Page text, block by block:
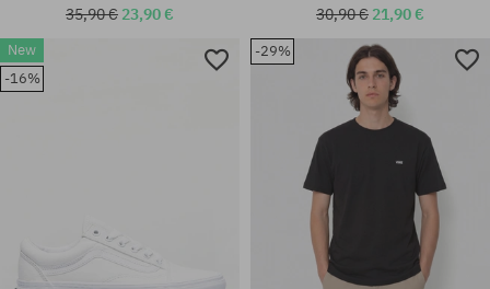
Dostupné veľkosti:
41; 42; 42.5; 43; 44; 44.5; 45;
Dostupné veľkosti:
36.5; 38; 39; 41
35,90 € 23,90 € 30,90 € 21,90 €
New
-16%
-29%